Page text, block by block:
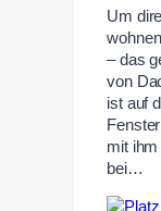
Um
– das
von
ist auf
mit
bei…